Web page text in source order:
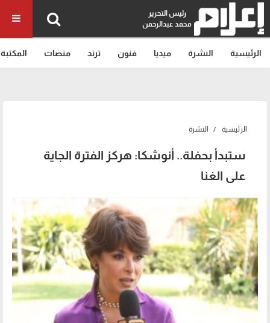
رئيس التحرير
محمد عبدالرحمن
الرئيسية النشرة ميديا فنون ترند منصات المكتبة
الرئيسية النشرة
ستبدأ بحفلة.. أنوشكا: هركز الفترة الجاية
على الغنا